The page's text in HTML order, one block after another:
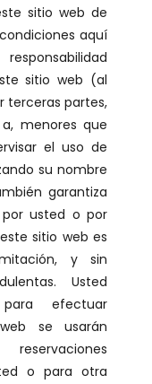
sitio web de
aquí
sitio web (al
terceras partes,
menores que
el uso de
su nombre
garantiza
usted o por
sitio web es
y sin
Usted
efectuar
se usarán
o para otra